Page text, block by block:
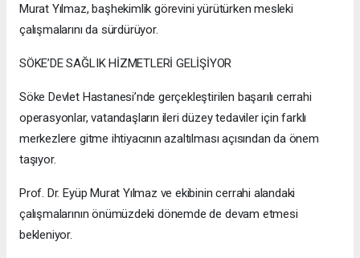
Murat Yılmaz, başhekimlik görevini yürütürken mesleki
çalışmalarını da sürdürüyor.
SÖKE’DE SAĞLIK HİZMETLERİ GELİŞİYOR
Söke Devlet Hastanesi’nde gerçekleştirilen başarılı cerrahi
operasyonlar, vatandaşların ileri düzey tedaviler için farklı
merkezlere gitme ihtiyacının azaltılması açısından da önem
taşıyor.
Prof. Dr. Eyüp Murat Yılmaz ve ekibinin cerrahi alandaki
çalışmalarının önümüzdeki dönemde de devam etmesi
bekleniyor.